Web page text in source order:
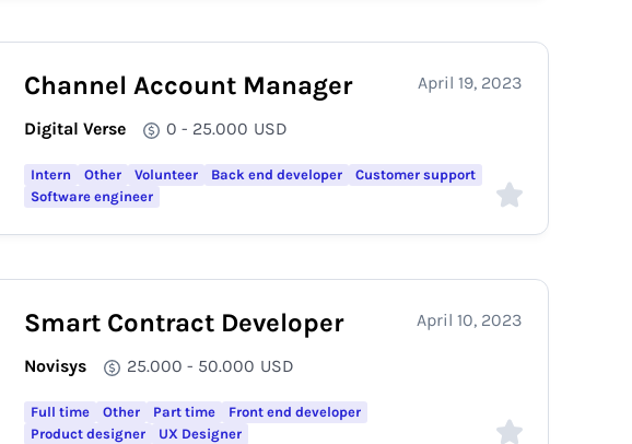
Channel Account Manager April 19, 2023
Digital Verse 0 - 25.000 USD
Intern Other Volunteer Back end developer
Customer support
Software engineer
Smart Contract Developer April 10, 2023
Novisys 25.000 - 50.000 USD
Full time Other Part time
Front end developer
Product designer
UX Designer